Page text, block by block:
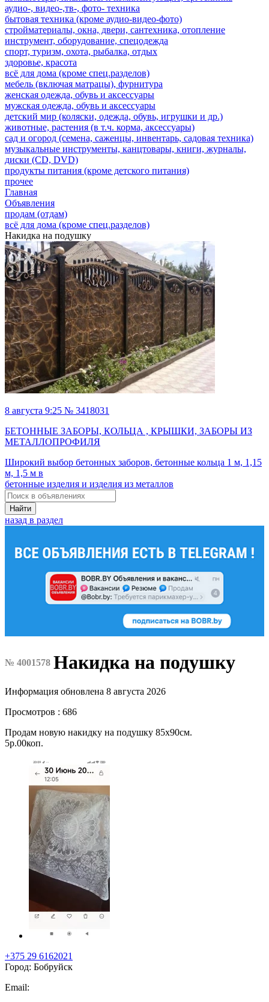
аудио-, видео-,тв-, фото- техника
бытовая техника (кроме аудио-видео-фото)
стройматериалы, окна, двери, сантехника, отопление
инструмент, оборудование, спецодежда
спорт, туризм, охота, рыбалка, отдых
здоровье, красота
всё для дома (кроме спец.разделов)
мебель (включая матрацы), фурнитура
женская одежда, обувь и аксессуары
мужская одежда, обувь и аксессуары
детский мир (коляски, одежда, обувь, игрушки и др.)
животные, растения (в т.ч. корма, аксессуары)
сад и огород (семена, саженцы, инвентарь, садовая техника)
музыкальные инструменты, канцтовары, книги, журналы,
диски (CD, DVD)
продукты питания (кроме детского питания)
прочее
Главная
Объявления
продам (отдам)
всё для дома (кроме спец.разделов)
Накидка на подушку
8 августа 9:25 № 3418031
БЕТОННЫЕ ЗАБОРЫ, КОЛЬЦА , КРЫШКИ, ЗАБОРЫ ИЗ
МЕТАЛЛОПРОФИЛЯ
Широкий выбор бетонных заборов, бетонные кольца 1 м, 1,15
м, 1,5 м в
бетонные изделия и изделия из металлов
Найти
назад в раздел
№ 4001578 Накидка на подушку
Информация обновлена 8 августа 2026
Просмотров : 686
Продам новую накидку на подушку 85х90см.
5р.00коп.
+375 29 6162021
Город: Бобруйск
Email: